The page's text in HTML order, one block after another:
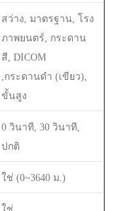
สว่าง, มาตรฐาน, โรง
ภาพยนตร์, กระดาน
สี, DICOM
,กระดานดำ (เขียว),
ขั้นสูง
0 วินาที, 30 วินาที,
ปกติ
ใช่ (0~3640 ม.)